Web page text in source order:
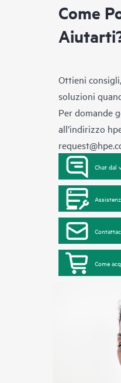
Come
Ottieni
soluzioni
Per domande
all’indirizzo
Chat dal
Come